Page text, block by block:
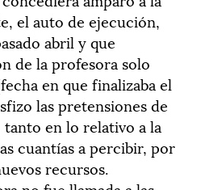
el auto de ejecución,
abril y que
de la profesora solo
en que finalizaba el
las pretensiones de
en lo relativo a la
cuantías a percibir, por
recursos.